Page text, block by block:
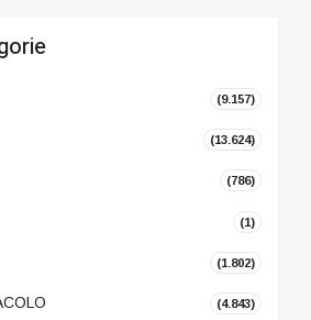
(9.157)
(13.624)
(786)
(1)
(1.802)
(4.843)